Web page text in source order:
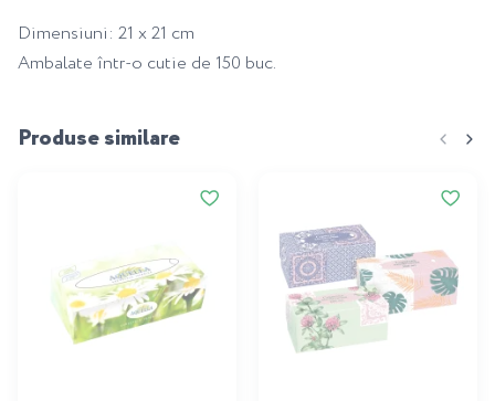
Dimensiuni: 21 x 21 cm
Ambalate într-o cutie de 150 buc.
Produse similare